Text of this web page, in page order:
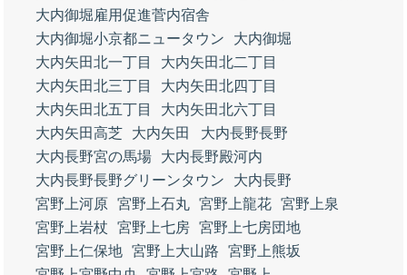
大内御堀雇用促進菅内宿舎
大内御堀小京都ニュータウン
大内御堀
大内矢田北一丁目
大内矢田北二丁目
大内矢田北三丁目
大内矢田北四丁目
大内矢田北五丁目
大内矢田北六丁目
大内矢田高芝
大内矢田
大内長野長野
大内長野宮の馬場
大内長野殿河内
大内長野長野グリーンタウン
大内長野
宮野上河原 宮野上石丸 宮野上龍花 宮野上泉
宮野上岩杖
宮野上七房 宮野上七房団地
宮野上仁保地 宮野上大山路
宮野上熊坂